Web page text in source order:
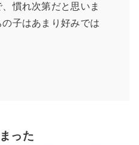
慣れ次第だと思いま
子はあまり好みでは
った